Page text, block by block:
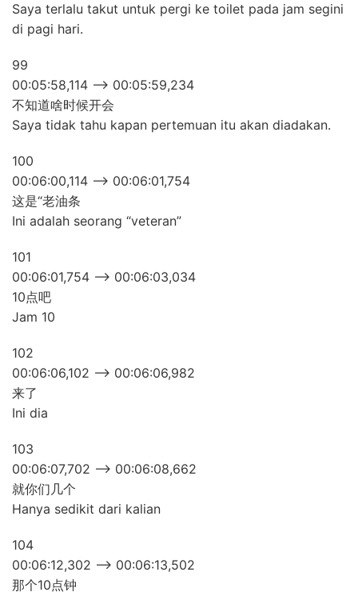
Saya terlalu takut untuk pergi ke toilet pada jam segini
di pagi hari.
99
00:05:58,114 –> 00:05:59,234
不知道啥时候开会
Saya tidak tahu kapan pertemuan itu akan diadakan.
100
00:06:00,114 –> 00:06:01,754
这是“老油条
Ini adalah seorang “veteran”
101
00:06:01,754 –> 00:06:03,034
10点吧
Jam 10
102
00:06:06,102 –> 00:06:06,982
来了
Ini dia
103
00:06:07,702 –> 00:06:08,662
就你们几个
Hanya sedikit dari kalian
104
00:06:12,302 –> 00:06:13,502
那个10点钟